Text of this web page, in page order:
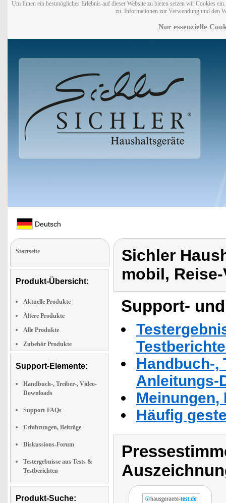
Um Ihnen ein bestmögliches Erlebnis auf dieser Website zu bieten setzen wir Cookies
zu. Informationen zur Verwendung und den
Nur essenzielle
Deutsch
Startseite
Produkt-Übersicht:
Aktuelle Produkte
Ältere Produkte
Alle Produkte
Zubehör Produkte
Support-Elemente:
Handbuch-, Treiber-, Video-
Downloads
Support-FAQs
Erfahrungen, Beiträge
Diskussions-Forum
Testergebnisse aus Tests &
Testberichten
Produkt-Suche:
Sichler
mobil,
Support-
Handbuch-,
Anleitungs-
Häufig